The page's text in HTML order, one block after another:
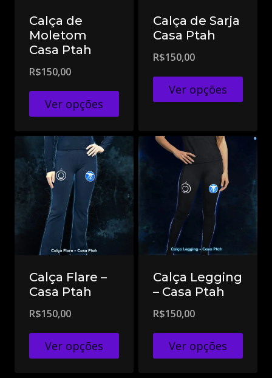
Calça de
Moletom
Casa Ptah
R$150,00
Ver opções
Calça de Sarja
Casa Ptah
R$150,00
Ver opções
Calça Flare –
Casa Ptah
R$150,00
Ver opções
Calça Legging
– Casa Ptah
R$150,00
Ver opções